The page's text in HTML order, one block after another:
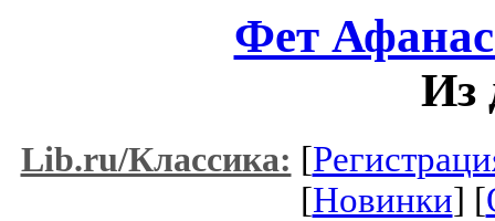
Фет
Из
Lib.ru/Классика: [
[Новинки] [